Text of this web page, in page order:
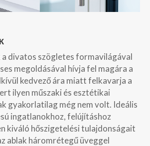
a divatos szögletes formavilágával
megoldásával hívja fel magára a
kedvező ára miatt felkavarja a
ilyen műszaki és esztétikai
gyakorlatilag még nem volt. Ideális
ingatlanokhoz, felújításhoz
kiváló hőszigetelési tulajdonságait
ablak háromrétegű üveggel